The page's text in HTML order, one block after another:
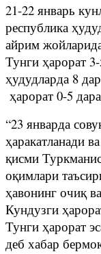
21-22 январь
республика
айрим
Тунги ҳарорат
ҳудудларда 8
ҳарорат 0-5
“23 январда
ҳаракатланади
қисми
оқимлари
ҳавонинг очиқ
Кундузги
Тунги ҳарорат
деб хабар